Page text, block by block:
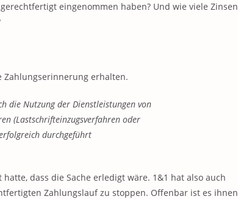
eingenommen haben? Und wie viele Zinsen
Zahlungserinnerung erhalten.
die Nutzung der Dienstleistungen von
(Lastschrifteinzugsverfahren oder
durchgeführt
dass die Sache erledigt wäre. 1&1 hat also auch
Zahlungslauf zu stoppen. Offenbar ist es ihnen